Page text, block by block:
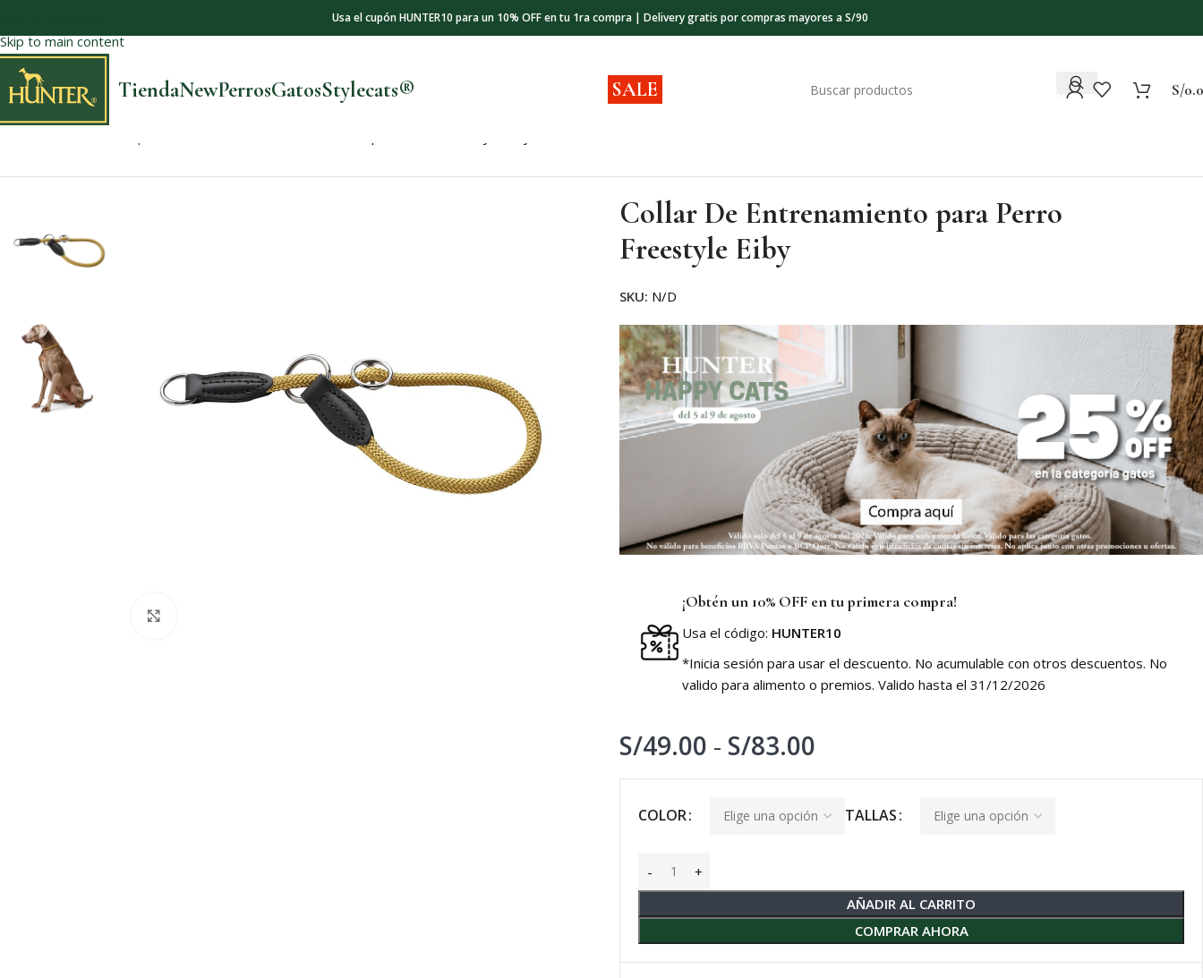
Skip to main content
Usa el cupón HUNTER10 para un 10% OFF en tu 1ra compra | Delivery gratis por compras mayores a S/90
TiendaNewPerrosGatosStylecats® SALE S/
Collar De Entrenamiento para Perro
Freestyle Eiby
SKU: N/D
¡Obtén un 10% OFF en tu primera compra!
Usa el código: HUNTER10
*Inicia sesión para usar el descuento. No acumulable con otros descuentos. No
valido para alimento o premios. Valido hasta el 31/12/2026
S/49.00 - S/83.00
COLOR TALLAS
AÑADIR AL CARRITO
COMPRAR AHORA